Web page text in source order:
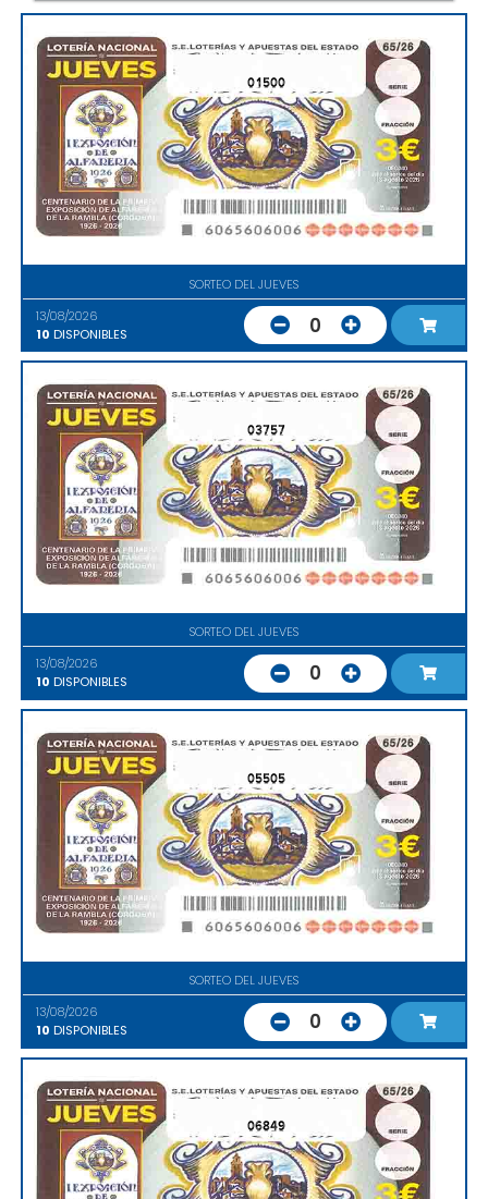
01500
SORTEO DEL JUEVES
13/08/2026
10 DISPONIBLES 0
03757
SORTEO DEL JUEVES
13/08/2026
10 DISPONIBLES 0
05505
SORTEO DEL JUEVES
13/08/2026
10 DISPONIBLES 0
06849